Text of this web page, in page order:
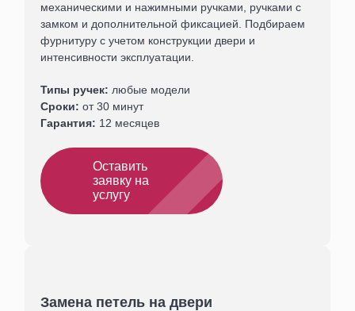
механическими и нажимными ручками, ручками с
замком и дополнительной фиксацией. Подбираем
фурнитуру с учетом конструкции двери и
интенсивности эксплуатации.
Типы ручек: любые модели
Сроки: от 30 минут
Гарантия: 12 месяцев
Оставить
заявку на
услугу
Замена петель на двери